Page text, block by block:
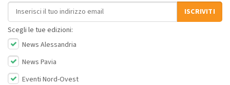
Indirizzo email
ISCRIVITI
Scegli le tue edizioni:
News Alessandria
News Pavia
Eventi Nord-Ovest